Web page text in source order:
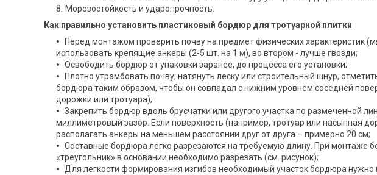
Морозостойкость и ударопрочность.
Как правильно установить пластиковый бордюр для тротуарной плитки
Перед монтажом проверить почву на предмет физических характеристик
использовать крепящие анкеры (2-5 шт. на 1 м), во втором - лучше гвозди;
Освободить бордюр от упаковки заранее, до процесса его установки;
Плотно утрамбовать почву, натянуть леску или строительный шнур,
бордюра таким образом, чтобы он совпадал с нижним уровнем соседней
дорожки или тротуара);
Закрепить бордюр вдоль брусчатки или другого участка по размеченной
миллиметровый зазор. Если поверхность (например, тротуар или насыпная
располагать анкеры на меньшем расстоянии друг от друга – примерно 20 см;
Составные бордюра легко разрезаются на требуемую длину. При монтаже
«треугольник» в основании необходимо разрезать (см. рисунок);
Для легкости формирования изгибов необходимый участок бордюра